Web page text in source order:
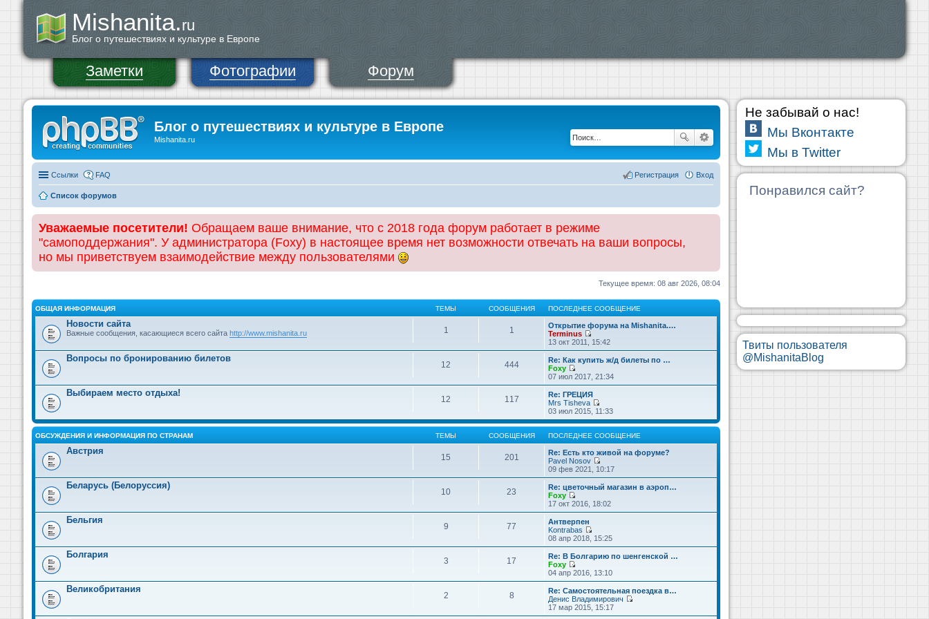
Mishanita.ru
Блог о путешествиях и культуре в Европе
Заметки Фотографии Форум
Блог о путешествиях и культуре в Европе
Mishanita.ru
Ссылки FAQ Вход
Регистрация
Список форумов
Уважаемые посетители! Обращаем ваше внимание, что с 2018 года форум работает в режиме
"самоподдержания". У администратора (Foxy) в настоящее время нет возможности отвечать на ваши вопросы,
но мы приветствуем взаимодействие между пользователями
Текущее время: 08 авг 2026, 08:04
ОБЩАЯ ИНФОРМАЦИЯ ТЕМЫ СООБЩЕНИЯ ПОСЛЕДНЕЕ СООБЩЕНИЕ
Новости сайта
Важные сообщения, касающиеся всего сайта http://www.mishanita.ru 1 1
Открытие форума на Mishanita.…
Terminus
П
е
р
е
й
т
и
к
п
о
с
л
е
н
е
м
у
с
о
б
н
и
ю
13 окт 2011, 15:42
Вопросы по бронированию билетов
12 444
Re: Как купить ж/д билеты по …
Foxy
П
е
р
е
й
т
и
к
п
о
с
л
е
н
е
м
у
с
о
о
б
щ
н
и
ю
07 июл 2017, 21:34
Выбираем место отдыха!
12 117
Re: ГРЕЦИЯ
Mrs Tisheva
П
е
р
е
й
т
к
п
о
с
л
е
е
м
с
о
б
щ
е
н
и
03 июл 2015, 11:33
ОБСУЖДЕНИЯ И ИНФОРМАЦИЯ ПО СТРАНАМ ТЕМЫ СООБЩЕНИЯ ПОСЛЕДНЕЕ СООБЩЕНИЕ
Австрия
15 201
Re: Есть кто живой на форуме?
Pavel Nosov
П
е
р
е
й
т
п
о
л
д
н
е
м
у
с
09 фев 2021, 10:17
Беларусь (Белоруссия)
10 23
Re: цветочный магазин в аэроп…
Foxy
П
е
р
е
й
т
к
п
о
л
е
д
17 окт 2016, 18:02
Бельгия
9 77
Антверпен
Kontrabas
П
е
р
е
й
т
к
п
о
08 апр 2018, 15:25
Болгария
3 17
Re: В Болгарию по шенгенской …
Foxy
П
е
р
е
й
т
04 апр 2016, 13:10
Великобритания
2 8
Re: Самостоятельная поездка в…
Денис Владимирович
е
17 мар 2015, 15:17
Не забывай о нас!
Мы Вконтакте
Мы в Twitter
Понравился сайт?
Твиты пользователя
@MishanitaBlog